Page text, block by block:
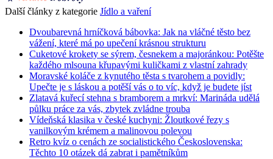
Další články z kategorie Jídlo a vaření
Dvoubarevná hrníčková bábovka: Jak na vláčné těsto bez
vážení, které má po upečení krásnou strukturu
Cuketové krokety se sýrem, česnekem a majoránkou: Potěšte
každého mlsouna křupavými kuličkami z vlastní zahrady
Moravské koláče z kynutého těsta s tvarohem a povidly:
Upečte je s láskou a potěší vás o to víc, když je budete jíst
Zlatavá kuřecí stehna s bramborem a mrkví: Marináda udělá
půlku práce za vás, zbytek zvládne trouba
Vídeňská klasika v české kuchyni: Žloutkové řezy s
vanilkovým krémem a malinovou polevou
Retro kvíz o cenách ze socialistického Československa:
Těchto 10 otázek dá zabrat i pamětníkům